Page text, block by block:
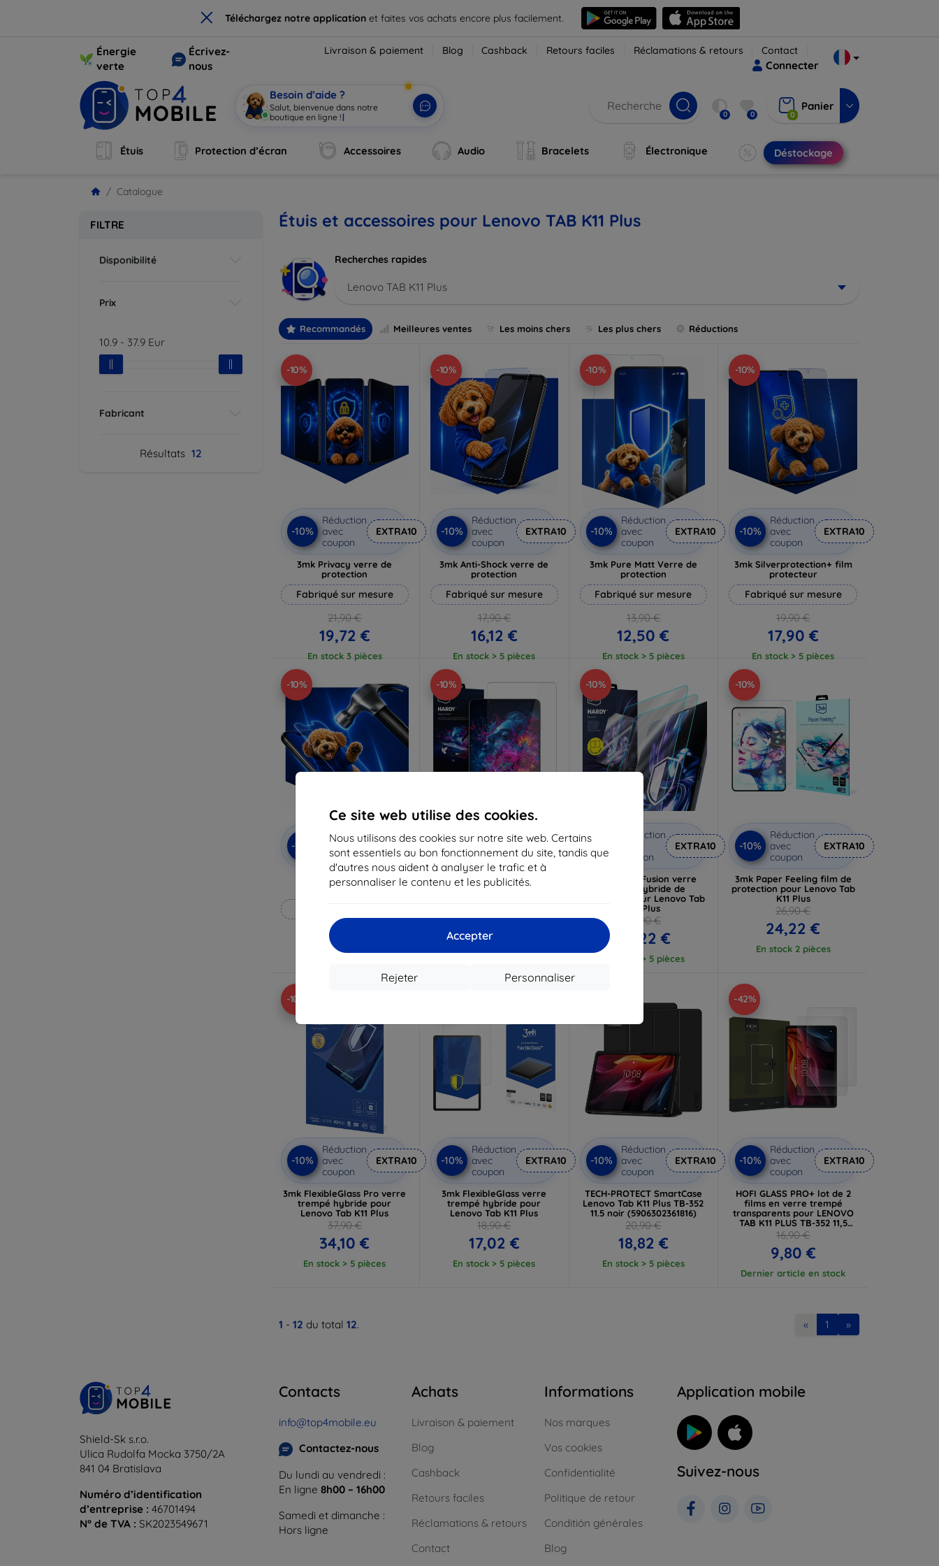
× Téléchargez notre application et faites vos achats encore plus facilement.
Ce site web utilise des cookies.
Nous utilisons des cookies sur notre site web. Certains
sont essentiels au bon fonctionnement du site, tandis que
d'autres nous aident à analyser le trafic et à
personnaliser le contenu et les publicités.
Accepter
Personnaliser
Rejeter
Énergie
verte
Écrivez-
nous
Livraison & paiement Blog Cashback Retours faciles Réclamations & retours Contact
Connecter
Besoin d’aide ?
Salut, bienvenue dans notre
boutique en ligne !| 0 0 0
Panier
Étuis Protection d’écran Accessoires Audio Bracelets Électronique Déstockage
Catalogue
FILTRE
Disponibilité
Prix
10.9 - 37.9 Eur
Fabricant
Résultats 12
Étuis et accessoires pour Lenovo TAB K11 Plus
Recherches rapides
Lenovo TAB K11 Plus
Recommandés Meilleures ventes Les moins chers Les plus chers Réductions
-10%
-10%
Réduction
avec
coupon
EXTRA10
3mk Privacy verre de
protection
Fabriqué sur mesure
21,90 €
19,72 €
En stock 3 pièces
-10%
-10%
Réduction
avec
coupon
EXTRA10
3mk Anti-Shock verre de
protection
Fabriqué sur mesure
17,90 €
16,12 €
En stock > 5 pièces
-10%
-10%
Réduction
avec
coupon
EXTRA10
3mk Pure Matt Verre de
protection
Fabriqué sur mesure
13,90 €
12,50 €
En stock > 5 pièces
-10%
-10%
Réduction
avec
coupon
EXTRA10
3mk Silverprotection+ film
protecteur
Fabriqué sur mesure
19,90 €
17,90 €
En stock > 5 pièces
-10%
-10%
Réduction
avec
coupon
EXTRA10
3mk Hammer film
protecteur
20,90 €
18,82 €
-10%
-10%
Réduction
avec
coupon
EXTRA10
3mk Hardy Paper Effect film
de protection pour Lenovo
20,60 €
-10%
-10%
Réduction
coupon
EXTRA10
3mk Hardy Fusion verre
trempé hybride de
protection pour Lenovo Tab
K11 Plus
26,90 €
24,22 €
En stock > 5 pièces
-10%
-10%
Réduction
avec
coupon
EXTRA10
3mk Paper Feeling film de
protection pour Lenovo Tab
K11 Plus
26,90 €
24,22 €
En stock 2 pièces
-10%
-10%
Réduction
avec
coupon
EXTRA10
3mk FlexibleGlass Pro verre
trempé hybride pour
Lenovo Tab K11 Plus
37,90 €
34,10 €
En stock > 5 pièces
-10%
Réduction
avec
coupon
EXTRA10
3mk FlexibleGlass verre
trempé hybride pour
Lenovo Tab K11 Plus
18,90 €
17,02 €
En stock > 5 pièces
-10%
Réduction
avec
coupon
EXTRA10
TECH-PROTECT SmartCase
Lenovo Tab K11 Plus TB-352
11.5 noir (5906302361816)
20,90 €
18,82 €
En stock > 5 pièces
-42%
-10%
Réduction
avec
coupon
EXTRA10
HOFI GLASS PRO+ lot de 2
films en verre trempé
transparents pour LENOVO
TAB K11 PLUS TB-352 11,5
(5906302361823)
16,90 €
9,80 €
Dernier article en stock
1 - 12 du total 12. « 1 »
Shield-Sk s.r.o.
Ulica Rudolfa Mocka 3750/2A
841 04 Bratislava
Numéro d’identification
d’entreprise : 46701494
N° de TVA : SK2023549671
Contacts
info@top4mobile.eu
Contactez-nous
Du lundi au vendredi :
En ligne 8h00 – 16h00
Samedi et dimanche :
Hors ligne
Achats
Livraison & paiement
Blog
Cashback
Retours faciles
Réclamations & retours
Contact
Informations
Nos marques
Vos cookies
Confidentialité
Politique de retour
Conditión générales
Blog
Application mobile
Suivez-nous